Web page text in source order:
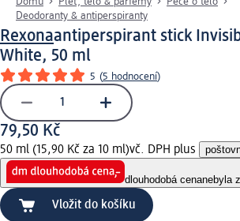
Deodoranty & antiperspiranty
Rexonaantiperspirant stick
White, 50 ml
5 (5 hodnocení)
79,50 Kč
50 ml (15,90 Kč za 10 ml)vč. DPH plus
dlouhodobá cenanebyla
Vložit do košíku